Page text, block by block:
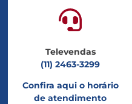
Televendas
(11) 2463-3299
Confira aqui o horário
de atendimento